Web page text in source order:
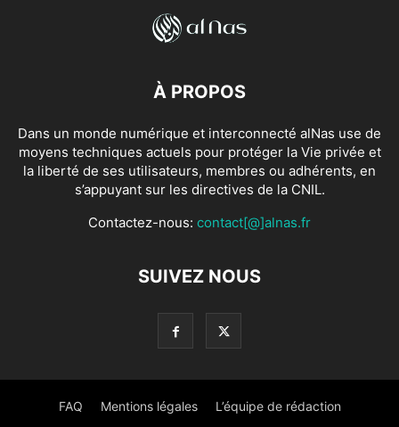
À PROPOS
Dans un monde numérique et interconnecté alNas use de
moyens techniques actuels pour protéger la Vie privée et
la liberté de ses utilisateurs, membres ou adhérents, en
s’appuyant sur les directives de la CNIL.
Contactez-nous: contact[@]alnas.fr
SUIVEZ NOUS
FAQ Mentions légales L’équipe de rédaction